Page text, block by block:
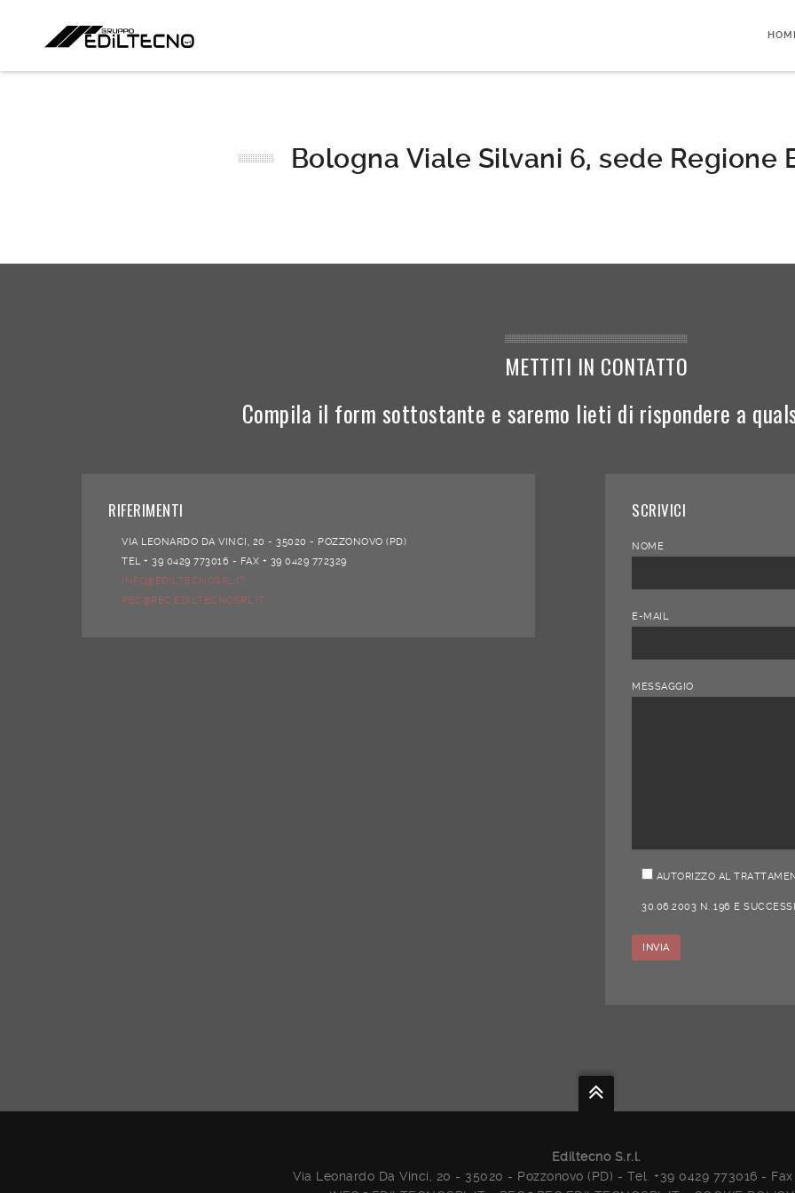
Bologna Viale Silvani 6, sede Regione
METTITI IN CONTATTO
Compila il form sottostante e saremo lieti di rispondere a
RIFERIMENTI
VIA LEONARDO DA VINCI, 20 - 35020 - POZZONOVO (PD)
TEL + 39 0429 773016 - FAX + 39 0429 772329
INFO@EDILTECNOSRL.IT
PEC@PEC.EDILTECNOSRL.IT
SCRIVICI
NOME
E-MAIL
MESSAGGIO
AUTORIZZO AL
30.06.2003 N. 196 E
Ediltecno S.r.l.
Via Leonardo Da Vinci, 20 - 35020 - Pozzonovo (PD) - Tel. +39 0429 773016 - Fax